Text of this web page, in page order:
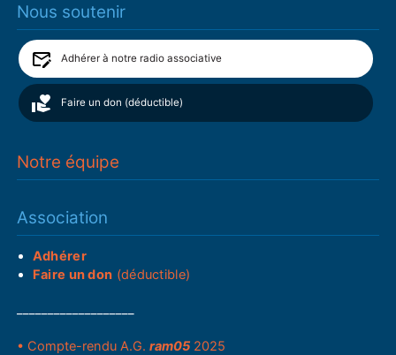
Nous soutenir
Adhérer à notre radio associative
Faire un don (déductible)
Notre équipe
Association
Adhérer
Faire un don (déductible)
• Compte-rendu A.G.ram05 2025